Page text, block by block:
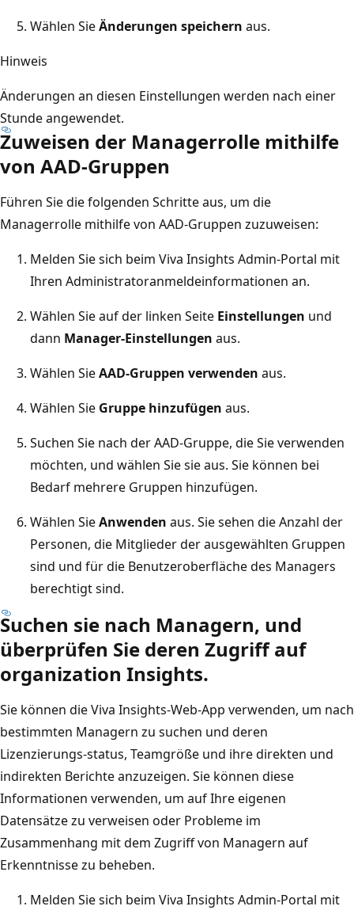
Wählen SieÄnderungen speichern aus.
Hinweis
Änderungen an diesen Einstellungen werden nach einer
Stunde angewendet.
Zuweisen der Managerrolle mithilfe
von AAD-Gruppen
Führen Sie die folgenden Schritte aus, um die
Managerrolle mithilfe von AAD-Gruppen zuzuweisen:
Melden Sie sich beim Viva Insights Admin-Portal mit
Ihren Administratoranmeldeinformationen an.
Wählen Sie auf der linken Seite Einstellungen und
dann Manager-Einstellungen aus.
Wählen SieAAD-Gruppen verwenden aus.
Wählen Sie Gruppe hinzufügen aus.
Suchen Sie nach der AAD-Gruppe, die Sie verwenden
möchten, und wählen Sie sie aus. Sie können bei
Bedarf mehrere Gruppen hinzufügen.
Wählen SieAnwenden aus. Sie sehen die Anzahl der
Personen, die Mitglieder der ausgewählten Gruppen
sind und für die Benutzeroberfläche des Managers
berechtigt sind.
Suchen sie nach Managern, und
überprüfen Sie deren Zugriff auf
organization Insights.
Sie können die Viva Insights-Web-App verwenden, um nach
bestimmten Managern zu suchen und deren
Lizenzierungs-status, Teamgröße und ihre direkten und
indirekten Berichte anzuzeigen. Sie können diese
Informationen verwenden, um auf Ihre eigenen
Datensätze zu verweisen oder Probleme im
Zusammenhang mit dem Zugriff von Managern auf
Erkenntnisse zu beheben.
Melden Sie sich beim Viva Insights Admin-Portal mit